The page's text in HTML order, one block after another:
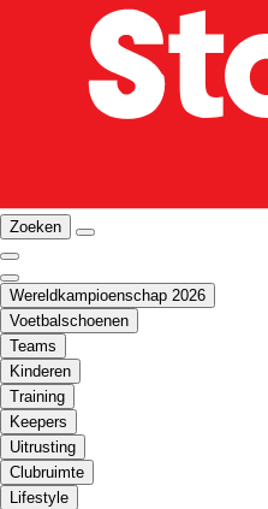
Zoeken
Wereldkampioenschap 2026
Voetbalschoenen
Teams
Kinderen
Training
Keepers
Uitrusting
Clubruimte
Lifestyle